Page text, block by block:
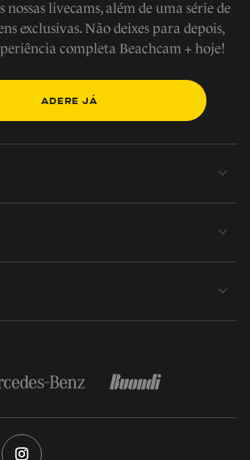
a não ser fotografias
fogueiras na praia
nossas livecams, além de uma série de
exclusivas. Não deixes para depois,
completa Beachcam + hoje!
ADERE JÁ